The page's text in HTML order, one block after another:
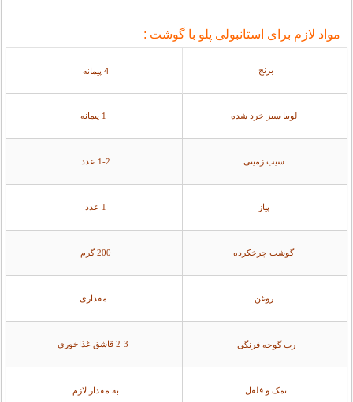
مواد لازم برای استانبولی پلو با گوشت :
برنج 4 پیمانه
لوبیا سبز خرد شده
سیب زمینی 1-2 عدد
پیاز 1 عدد
گوشت چرخکرده 200 گرم
روغن مقداری
رب گوجه فرنگی
نمک و فلفل به مقدار لازم